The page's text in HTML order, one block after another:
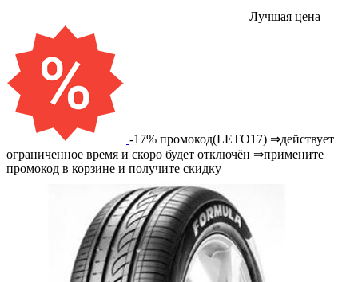
Лучшая цена
-17% промокод(LETO17) ⇒действует
ограниченное время и скоро будет отключён ⇒примените
промокод в корзине и получите скидку